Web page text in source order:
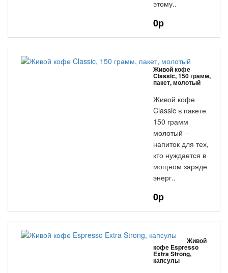
этому..
0р
Живой кофе
Classic, 150 грамм,
пакет, молотый
Живой кофе
Classic в пакете
150 грамм
молотый –
напиток для тех,
кто нуждается в
мощном заряде
энерг..
0р
Живой
кофе Espresso
Extra Strong,
капсулы